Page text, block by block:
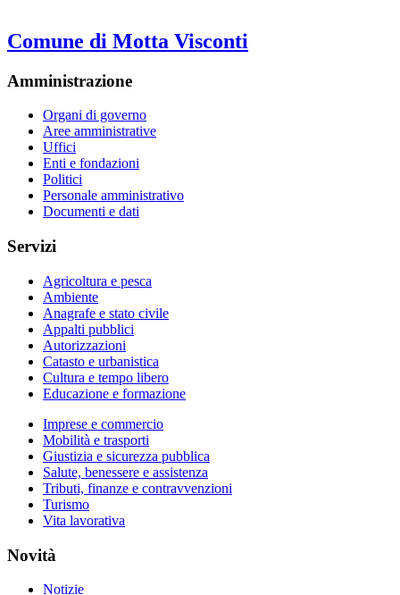
Comune di Motta Visconti
Amministrazione
Organi di governo
Aree amministrative
Uffici
Enti e fondazioni
Politici
Personale amministrativo
Documenti e dati
Servizi
Agricoltura e pesca
Ambiente
Anagrafe e stato civile
Appalti pubblici
Autorizzazioni
Catasto e urbanistica
Cultura e tempo libero
Educazione e formazione
Imprese e commercio
Mobilità e trasporti
Giustizia e sicurezza pubblica
Salute, benessere e assistenza
Tributi, finanze e contravvenzioni
Turismo
Vita lavorativa
Novità
Notizie